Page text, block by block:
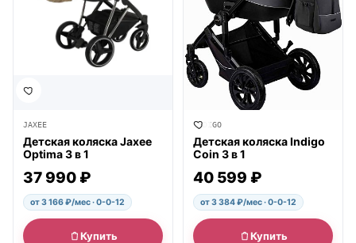
JAXEE
Детская коляска Jaxee
Optima 3 в 1
37 990 ₽
от 3 166 ₽/мес · 0-0-12
Купить
INDIGO
Детская коляска Indigo
Coin 3 в 1
40 599 ₽
от 3 384 ₽/мес · 0-0-12
Купить